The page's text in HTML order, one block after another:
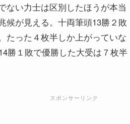
ない力士は区別したほうが本当
候が見える。十両筆頭13勝２敗
たった４枚半しか上がっていな
勝１敗で優勝した大受は７枚半
スポンサーリンク